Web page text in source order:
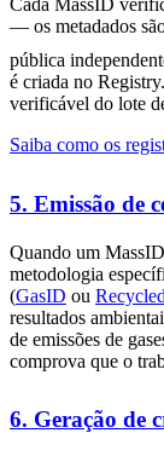
Cada MassID
— os metadados
pública
é criada no
verificável do lote
Saiba como os
5. Emissão de
Quando um
metodologia
(GasID ou
resultados
de emissões de
comprova que o
6. Geração de